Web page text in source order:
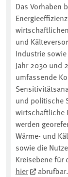
Das Vorhaben
und
Industrie
Jahr 2030 und
umfassende
und politische
wirtschaftliche
werden
Wärme- und
sowie die
Kreisebene für
hier
abrufbar.